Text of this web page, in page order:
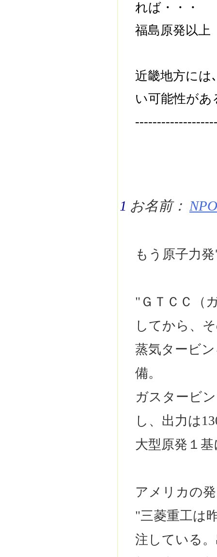
れば・・・
福島原発以
近畿地方に
い可能性があ
1 お名前：
もう原子力
"ＧＴＣＣ（
してから、
蒸気タービ
備。
ガスタービ
し、出力は
大型原発１
アメリカの
"三菱重工は
注している